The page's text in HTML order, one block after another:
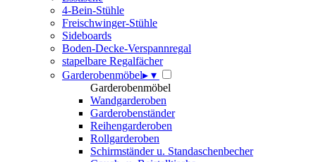
4-Bein-Stühle
Freischwinger-Stühle
Sideboards
Boden-Decke-Verspannregal
stapelbare Regalfächer
Garderobenmöbel▸ ▾
Garderobenmöbel
Wandgarderoben
Garderobenständer
Reihengarderoben
Rollgarderoben
Schirmständer u. Standaschenbecher